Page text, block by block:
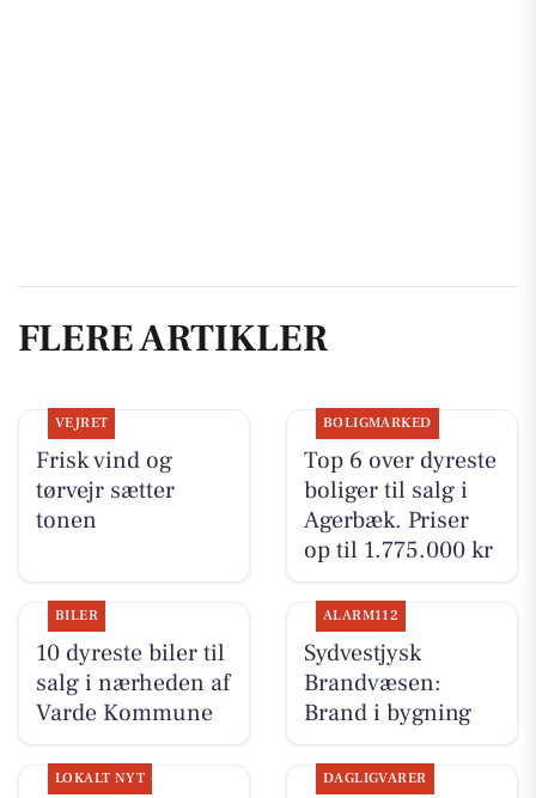
FLERE ARTIKLER
VEJRET
Frisk vind og
tørvejr sætter
tonen
BOLIGMARKED
Top 6 over dyreste
boliger til salg i
Agerbæk. Priser
op til 1.775.000 kr
BILER
10 dyreste biler til
salg i nærheden af
Varde Kommune
ALARM112
Sydvestjysk
Brandvæsen:
Brand i bygning
LOKALT NYT DAGLIGVARER